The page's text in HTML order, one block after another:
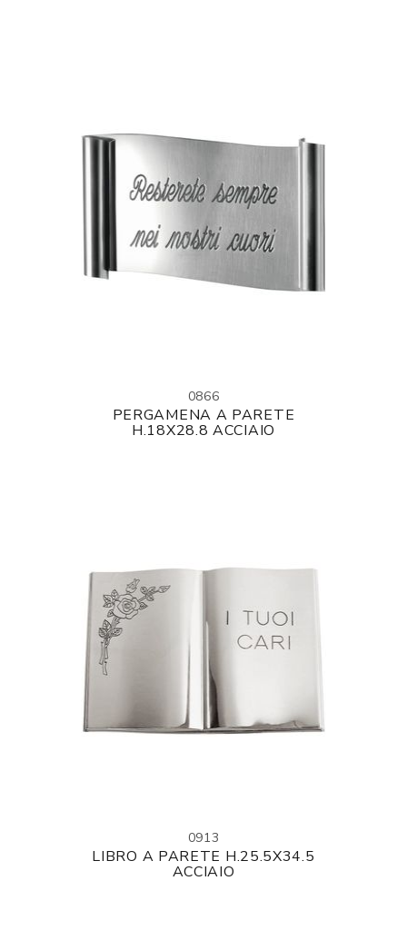
0866
PERGAMENA A PARETE
H.18X28.8 ACCIAIO
0913
LIBRO A PARETE H.25.5X34.5
ACCIAIO